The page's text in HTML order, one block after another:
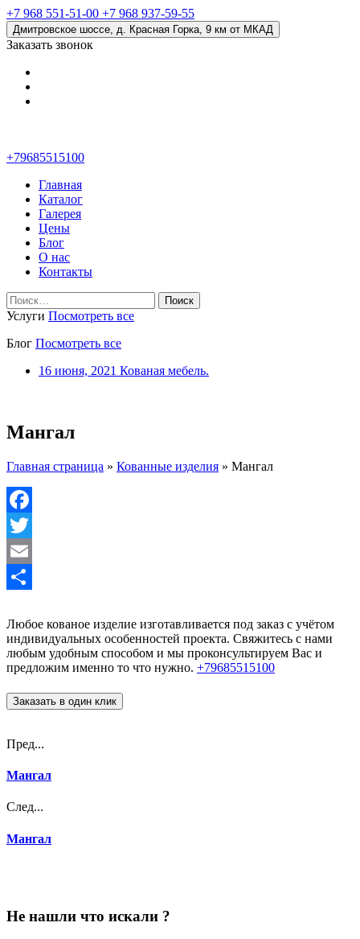
+7 968 551-51-00 +7 968 937-59-55
Дмитровское шоссе, д. Красная Горка, 9 км от МКАД
Заказать звонок
+79685515100
Главная
Каталог
Галерея
Цены
Блог
О нас
Контакты
Найти:
Услуги Посмотреть все
Блог Посмотреть все
16 июня, 2021 Кованая мебель.
Мангал
Главная страница » Кованные изделия » Мангал
Facebook
Twitter
Email
Любое кованое изделие изготавливается под заказ с учётом
индивидуальных особенностей проекта. Свяжитесь с нами
любым удобным способом и мы проконсультируем Вас и
предложим именно то что нужно. +79685515100
Заказать в один клик
Пред...
Мангал
След...
Мангал
Не нашли что искали ?